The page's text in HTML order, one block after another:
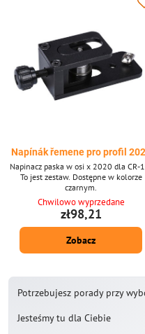
Napínák řemene pro profil
Napinacz paska w osi x 2020 dla CR-
To jest zestaw. Dostępne w kolorze
czarnym.
Chwilowo wyprzedane
zł98,21
Zobacz
Potrzebujesz porady przy
Jesteśmy tu dla Ciebie